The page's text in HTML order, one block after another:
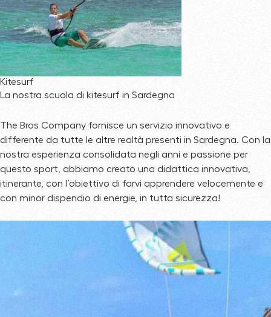
Kitesurf
La nostra scuola di kitesurf in Sardegna
The Bros Company fornisce un servizio innovativo e
differente da tutte le altre realtà presenti in Sardegna. Con la
nostra esperienza consolidata negli anni e passione per
questo sport, abbiamo creato una didattica innovativa,
itinerante, con l’obiettivo di farvi apprendere velocemente e
con minor dispendio di energie, in tutta sicurezza!